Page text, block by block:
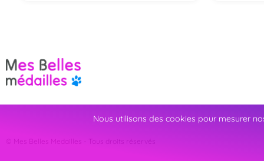
© Mes Belles Medailles - Tous droits réservés
Nous utilisons des cookies pour mesurer